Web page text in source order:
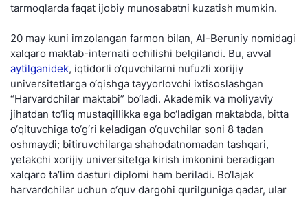
tarmoqlarda faqat ijobiy munosabatni kuzatish mumkin.
20 may kuni imzolangan farmon bilan, Al-Beruniy nomidagi
xalqaro maktab-internati ochilishi belgilandi. Bu, avval
aytilganidek, iqtidorli o‘quvchilarni nufuzli xorijiy
universitetlarga o‘qishga tayyorlovchi ixtisoslashgan
“Harvardchilar maktabi” bo‘ladi. Akademik va moliyaviy
jihatdan to‘liq mustaqillikka ega bo‘ladigan maktabda, bitta
o‘qituvchiga to‘g‘ri keladigan o‘quvchilar soni 8 tadan
oshmaydi; bitiruvchilarga shahodatnomadan tashqari,
yetakchi xorijiy universitetga kirish imkonini beradigan
xalqaro ta’lim dasturi diplomi ham beriladi. Bo‘lajak
harvardchilar uchun o‘quv dargohi qurilguniga qadar, ular